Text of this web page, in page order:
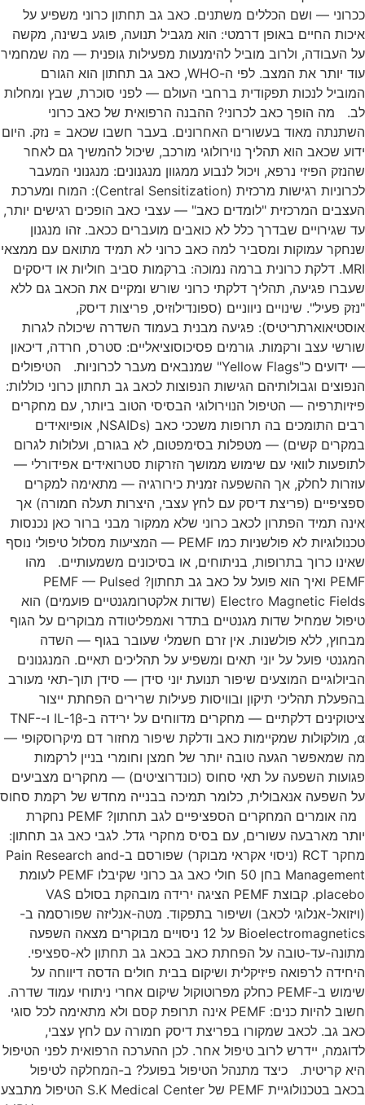
ככרוני — ושם הכללים משתנים. כאב גב תחתון כרוני משפיע על
איכות החיים באופן דרמטי: הוא מגביל תנועה, פוגע בשינה, מקשה
על העבודה, ולרוב מוביל להימנעות מפעילות גופנית — מה שמחמיר
עוד יותר את המצב. לפי ה-WHO, כאב גב תחתון הוא הגורם
המוביל לנכות תפקודית ברחבי העולם — לפני סוכרת, שבץ ומחלות
לב. מה הופך כאב לכרוני? ההבנה הרפואית של כאב כרוני
השתנתה מאוד בעשורים האחרונים. בעבר חשבו שכאב = נזק. היום
ידוע שכאב הוא תהליך נוירולוגי מורכב, שיכול להמשיך גם לאחר
שהנזק הפיזי נרפא, ויכול לנבוע ממגוון מנגנונים: מנגנוני המעבר
לכרוניות רגישות מרכזית (Central Sensitization): המוח ומערכת
העצבים המרכזית "לומדים כאב" — עצבי כאב הופכים רגישים יותר,
עד שגירויים שבדרך כלל לא כואבים מועברים ככאב. זהו מנגנון
שנחקר עמוקות ומסביר למה כאב כרוני לא תמיד מתואם עם ממצאי
MRI. דלקת כרונית ברמה נמוכה: ברקמות סביב חוליות או דיסקים
שעברו פגיעה, תהליך דלקתי כרוני שורש ומקיים את הכאב גם ללא
"נזק פעיל". שינויים ניווניים (ספונדילוזיס, פריצות דיסק,
אוסטיאוארתריטיס): פגיעה מבנית בעמוד השדרה שיכולה לגרות
שורשי עצב ורקמות. גורמים פסיכוסוציאליים: סטרס, חרדה, דיכאון
— ידועים כ"Yellow Flags" שמנבאים מעבר לכרוניות. הטיפולים
הנפוצים וגבולותיהם הגישות הנפוצות לכאב גב תחתון כרוני כוללות:
פיזיותרפיה — הטיפול הנוירולוגי הבסיסי הטוב ביותר, עם מחקרים
רבים התומכים בה תרופות משככי כאב (NSAIDs, אופיואידים
במקרים קשים) — מטפלות בסימפטום, לא בגורם, ועלולות לגרום
לתופעות לוואי עם שימוש ממושך הזרקות סטרואידים אפידורלי —
עוזרות לחלק, אך ההשפעה זמנית כירורגיה — מתאימה למקרים
ספציפיים (פריצת דיסק עם לחץ עצבי, היצרות תעלה חמורה) אך
אינה תמיד הפתרון לכאב כרוני שלא ממקור מבני ברור כאן נכנסות
טכנולוגיות לא פולשניות כמו PEMF — המציעות מסלול טיפולי נוסף
שאינו כרוך בתרופות, בניתוחים, או בסיכונים משמעותיים. מהו
PEMF ואיך הוא פועל על כאב גב תחתון? PEMF — Pulsed
Electro Magnetic Fields (שדות אלקטרומגנטיים פועמים) הוא
טיפול שמחיל שדות מגנטיים בתדר ואמפליטודה מבוקרים על הגוף
מבחוץ, ללא פולשנות. אין זרם חשמלי שעובר בגוף — השדה
המגנטי פועל על יוני תאים ומשפיע על תהליכים תאיים. המנגנונים
הביולוגיים המוצעים שיפור תנועת יוני סידן — סידן תוך-תאי מעורב
בהפעלת תהליכי תיקון ובוויסות פעילות שרירים הפחתת ייצור
ציטוקינים דלקתיים — מחקרים מדווחים על ירידה ב-IL-1β ו-TNF-
α, מולקולות שמקיימות כאב ודלקת שיפור מחזור דם מיקרוסקופי —
מה שמאפשר הגעה טובה יותר של חמצן וחומרי בניין לרקמות
פגועות השפעה על תאי סחוס (כונדרוציטים) — מחקרים מצביעים
על השפעה אנאבולית, כלומר תמיכה בבנייה מחדש של רקמת סחוס
מה אומרים המחקרים הספציפיים לגב תחתון? PEMF נחקרת
יותר מארבעה עשורים, עם בסיס מחקרי גדל. לגבי כאב גב תחתון:
מחקר RCT (ניסוי אקראי מבוקר) שפורסם ב-Pain Research and
Management בחן 50 חולי כאב גב כרוני שקיבלו PEMF לעומת
placebo. קבוצת PEMF הציגה ירידה מובהקת בסולם VAS
(ויזואל-אנלוגי לכאב) ושיפור בתפקוד. מטה-אנליזה שפורסמה ב-
Bioelectromagnetics על 12 ניסויים מבוקרים מצאה השפעה
מתונה-עד-טובה על הפחתת כאב בכאב גב תחתון לא-ספציפי.
היחידה לרפואה פיזיקלית ושיקום בבית חולים הדסה דיווחה על
שימוש ב-PEMF כחלק מפרוטוקול שיקום אחרי ניתוחי עמוד שדרה.
חשוב להיות כנים: PEMF אינה תרופת קסם ולא מתאימה לכל סוגי
כאב גב. לכאב שמקורו בפריצת דיסק חמורה עם לחץ עצבי,
לדוגמה, יידרש לרוב טיפול אחר. לכן ההערכה הרפואית לפני הטיפול
היא קריטית. כיצד מתנהל הטיפול בפועל? ב-המחלקה לטיפול
בכאב בטכנולוגיית PEMF של S.K Medical Center הטיפול מתבצע